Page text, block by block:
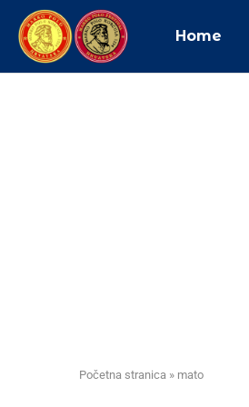
Home
Početna stranica » mato